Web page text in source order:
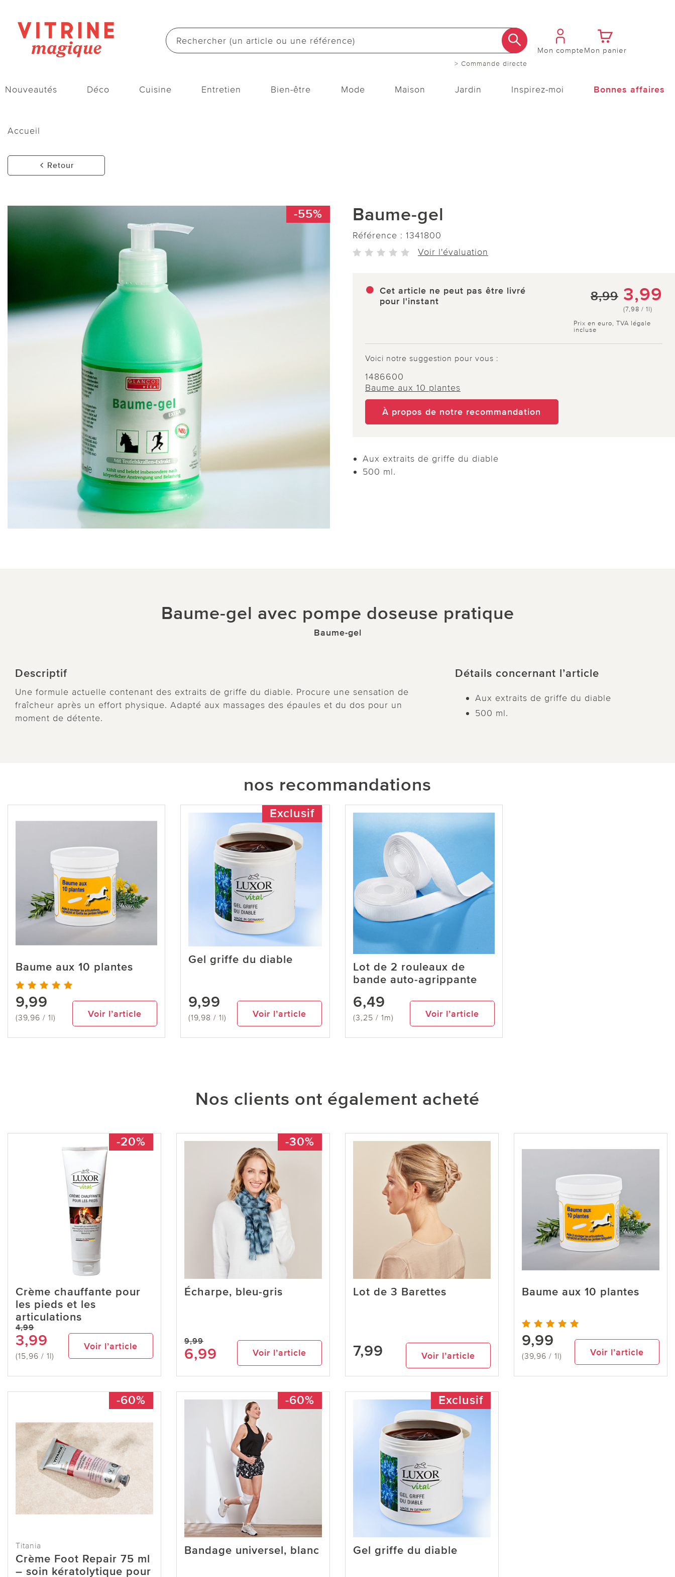
> Commande directe
Mon compteMon panier
Nouveautés Déco Cuisine Entretien Bien-être Mode Maison Jardin Inspirez-moi Bonnes affaires
Accueil
Retour
-55% Baume-gel
Référence : 1341800
Voir l'évaluation
Cet article ne peut pas être livré
pour l'instant
8,99 3,99
(7,98 / 1l)
Prix en euro, TVA légale
incluse
Voici notre suggestion pour vous :
1486600
Baume aux 10 plantes
À propos de notre recommandation
Aux extraits de griffe du diable
500 ml.
Baume-gel avec pompe doseuse pratique
Baume-gel
Descriptif
Une formule actuelle contenant des extraits de griffe du diable. Procure une sensation de
fraîcheur après un effort physique. Adapté aux massages des épaules et du dos pour un
moment de détente.
Détails concernant l’article
Aux extraits de griffe du diable
500 ml.
nos recommandations
Baume aux 10 plantes
9,99
(39,96 / 1l) Voir l’article
Exclusif
Gel griffe du diable
9,99
(19,98 / 1l) Voir l’article
Lot de 2 rouleaux de
bande auto-agrippante
6,49
(3,25 / 1m) Voir l’article
Nos clients ont également acheté
-20%
Crème chauffante pour
les pieds et les
articulations
4,99
3,99
(15,96 / 1l)
Voir l’article
-30%
Écharpe, bleu-gris
9,99
6,99 Voir l’article
Lot de 3 Barettes
7,99 Voir l’article
Baume aux 10 plantes
9,99
(39,96 / 1l) Voir l’article
-60%
Titania
Crème Foot Repair 75 ml
– soin kératolytique pour
-60%
Bandage universel, blanc
Exclusif
Gel griffe du diable